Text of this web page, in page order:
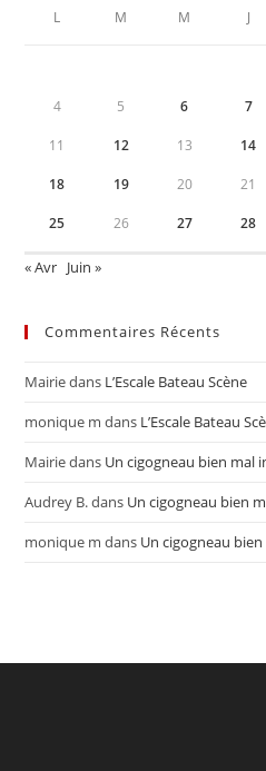
L M M J
4 5 6 7
11 12 13 14
18 19 20 21
25 26 27 28
« Avr Juin »
Commentaires Récents
Mairiedans L’Escale Bateau Scène
monique m dans L’Escale Bateau
Mairiedans Un cigogneau bien mal
Audrey B.dans Un cigogneau bien
monique m dans Un cigogneau